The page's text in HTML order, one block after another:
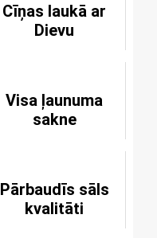
Cīņas laukā ar
Dievu
Visa ļaunuma
sakne
Pārbaudīs sāls
kvalitāti